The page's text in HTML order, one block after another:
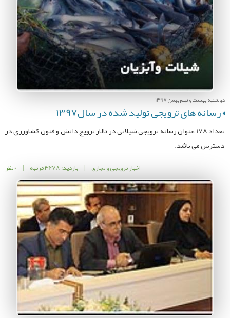
دوشنبه بیست و نهم بهمن 1397
رسانه های ترویجی تولید شده در سال1397
تعداد 178 عنوان رسانه ترویجی شیلاتی در تالار ترویج دانش و فنون کشاورزی در
دسترس می باشد.
اخبار ترویجی و تجاری | بازدید: 3278 مرتبه | 0 نظر